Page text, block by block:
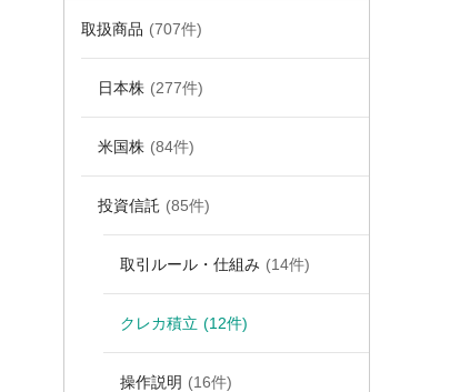
取扱商品 (707件)
日本株 (277件)
米国株 (84件)
投資信託 (85件)
取引ルール・仕組み (14件)
クレカ積立 (12件)
操作説明 (16件)